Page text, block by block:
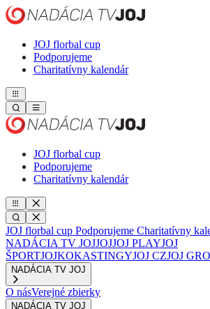
JOJ florbal cup
Podporujeme
Charitatívny kalendár
JOJ florbal cup
Podporujeme
Charitatívny kalendár
JOJ florbal cup Podporujeme Charitatívny
NADÁCIA TV JOJJOJJOJ PLAYJOJ
ŠPORTJOJKOKASTINGYJOJ CZJOJ
NADÁCIA TV JOJ
O násVerejné zbierky
NADÁCIA TV JOJ